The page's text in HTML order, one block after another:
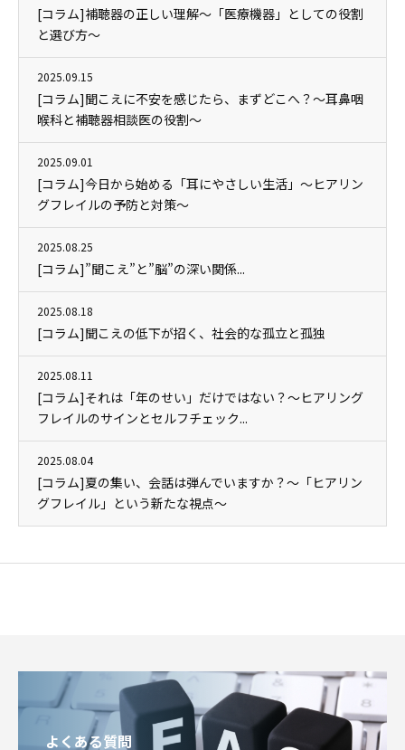
[コラム]補聴器の正しい理解～「医療機器」としての役割
と選び方～
2025.09.15
[コラム]聞こえに不安を感じたら、まずどこへ？～耳鼻咽
喉科と補聴器相談医の役割～
2025.09.01
[コラム]今日から始める「耳にやさしい生活」～ヒアリン
グフレイルの予防と対策～
2025.08.25
[コラム]”聞こえ”と”脳”の深い関係...
2025.08.18
[コラム]聞こえの低下が招く、社会的な孤立と孤独
2025.08.11
[コラム]それは「年のせい」だけではない？～ヒアリング
フレイルのサインとセルフチェック...
2025.08.04
[コラム]夏の集い、会話は弾んでいますか？～「ヒアリン
グフレイル」という新たな視点～
よくある質問